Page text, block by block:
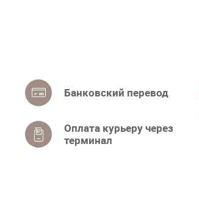
Банковский перевод
Оплата курьеру через
терминал